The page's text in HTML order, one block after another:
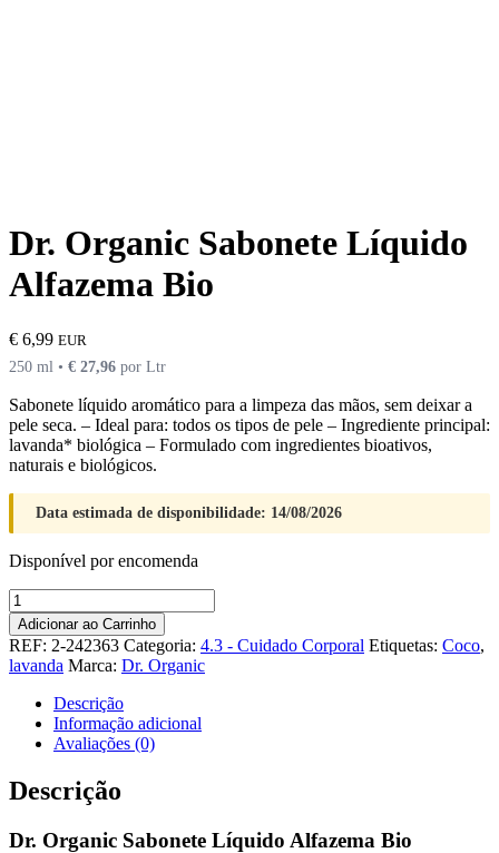
Dr. Organic Sabonete Líquido
Alfazema Bio
€ 6,99 EUR
250 ml • € 27,96 por Ltr
Sabonete líquido aromático para a limpeza das mãos, sem deixar a
pele seca. – Ideal para: todos os tipos de pele – Ingrediente principal:
lavanda* biológica – Formulado com ingredientes bioativos,
naturais e biológicos.
Data estimada de disponibilidade: 14/08/2026
Disponível por encomenda
Quantidade
de
Dr.
Organic
Sabonete
Líquido
Alfazema
Adicionar ao Carrinho
REF: 2-242363 Categoria: 4.3 - Cuidado Corporal Etiquetas: Coco,
lavanda Marca: Dr. Organic
Descrição
Informação adicional
Avaliações (0)
Descrição
Dr. Organic Sabonete Líquido Alfazema Bio